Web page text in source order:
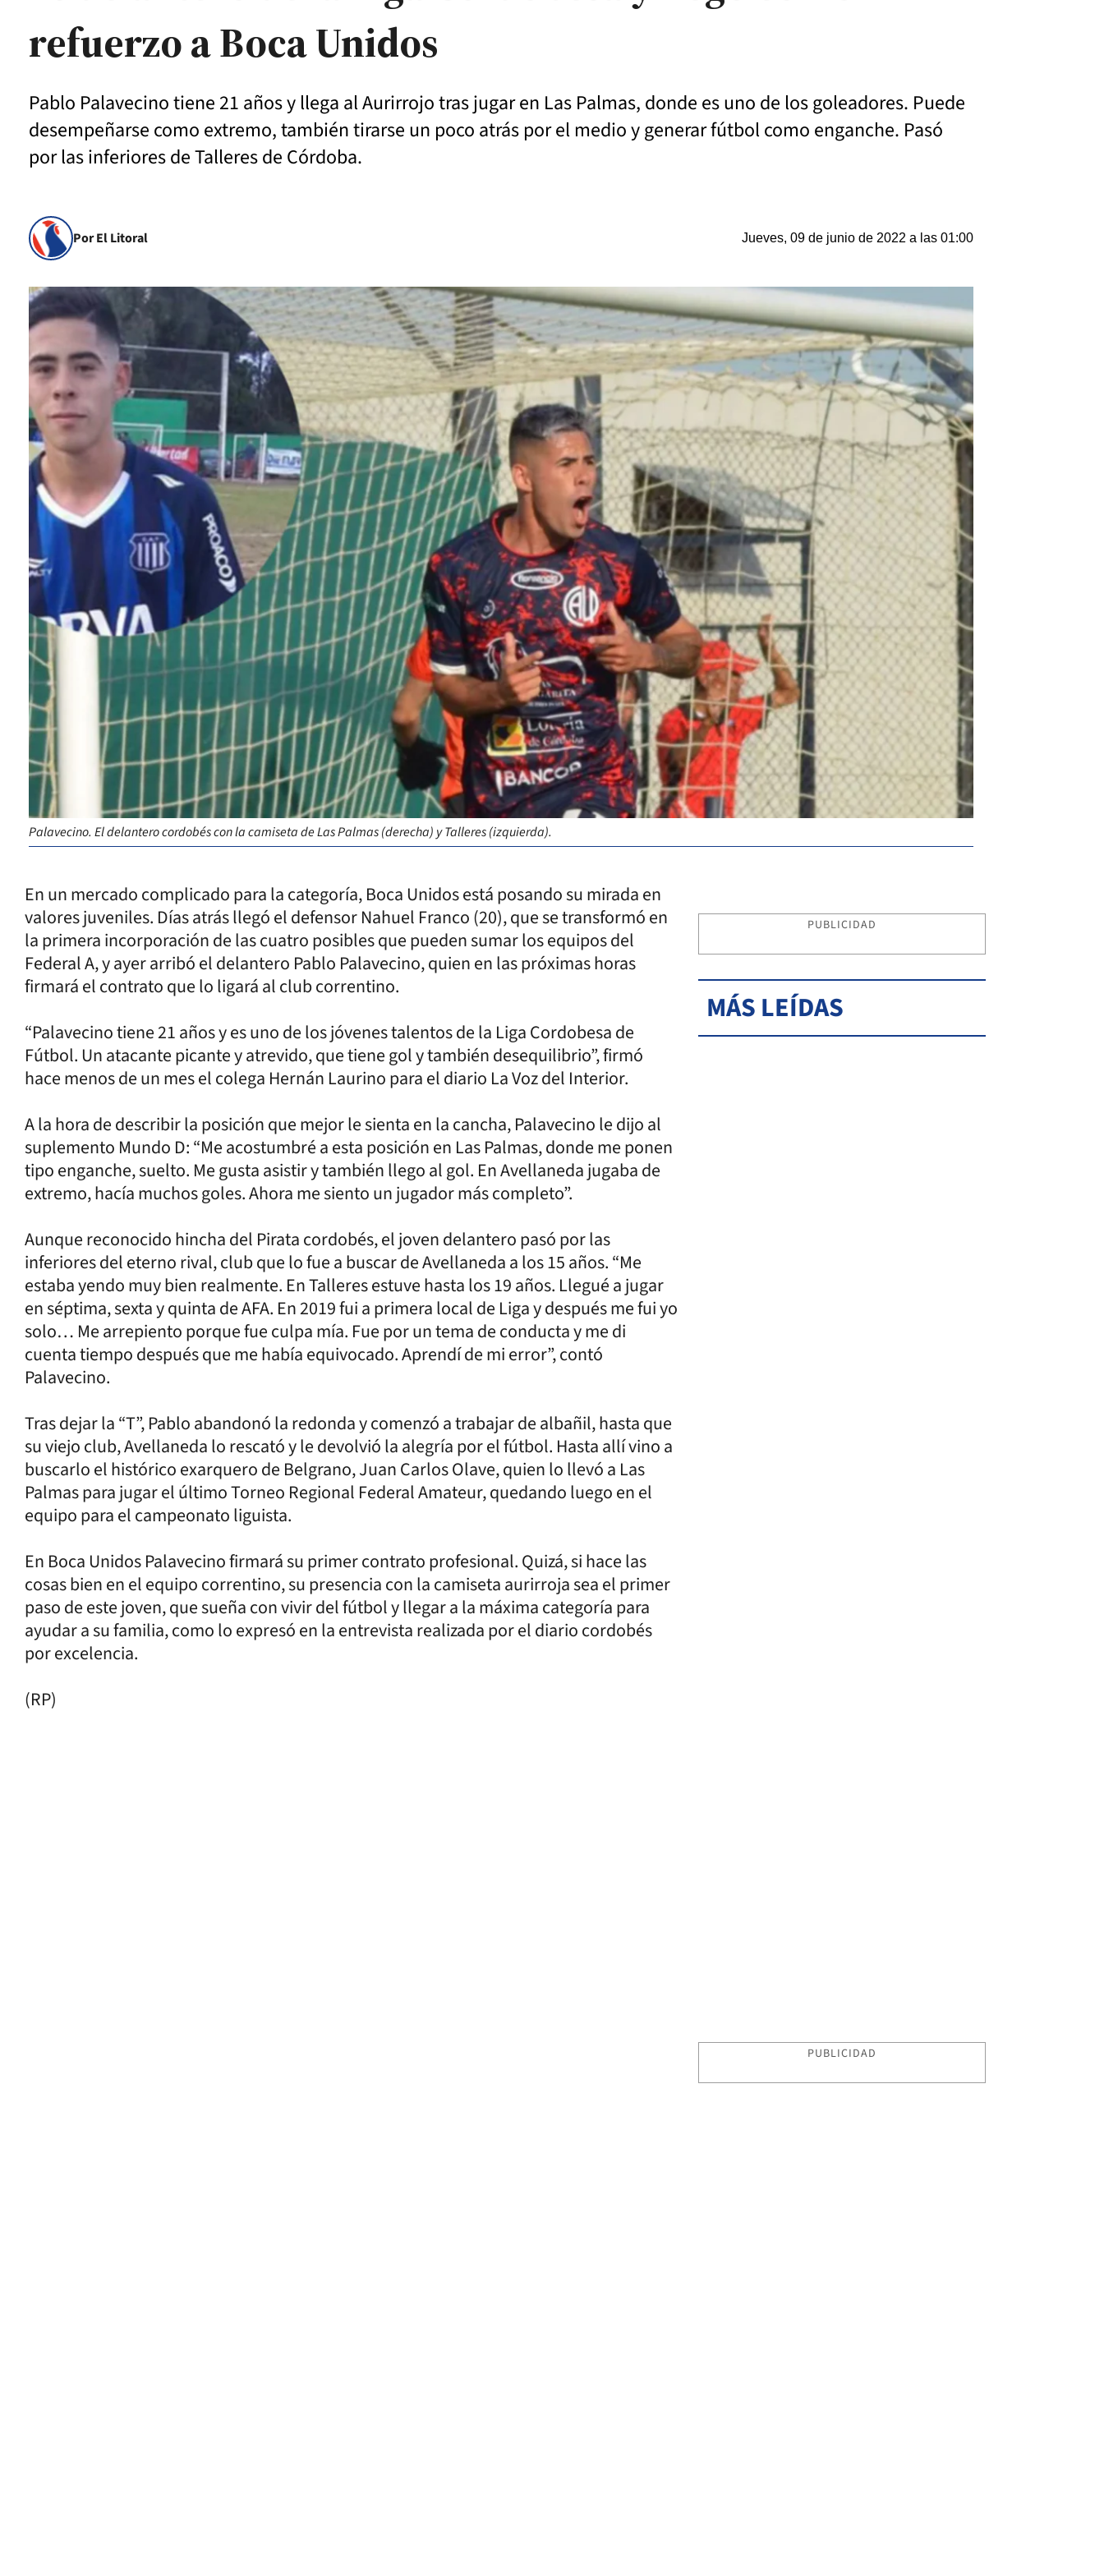
refuerzo a Boca Unidos
Pablo Palavecino tiene 21 años y llega al Aurirrojo tras jugar en Las Palmas, donde es uno de los goleadores. Puede
desempeñarse como extremo, también tirarse un poco atrás por el medio y generar fútbol como enganche. Pasó
por las inferiores de Talleres de Córdoba.
Por El Litoral Jueves, 09 de junio de 2022 a las 01:00
Palavecino. El delantero cordobés con la camiseta de Las Palmas (derecha) y Talleres (izquierda).
En un mercado complicado para la categoría, Boca Unidos está posando su mirada en
valores juveniles. Días atrás llegó el defensor Nahuel Franco (20), que se transformó en
la primera incorporación de las cuatro posibles que pueden sumar los equipos del
Federal A, y ayer arribó el delantero Pablo Palavecino, quien en las próximas horas
firmará el contrato que lo ligará al club correntino.
“Palavecino tiene 21 años y es uno de los jóvenes talentos de la Liga Cordobesa de
Fútbol. Un atacante picante y atrevido, que tiene gol y también desequilibrio”, firmó
hace menos de un mes el colega Hernán Laurino para el diario La Voz del Interior.
A la hora de describir la posición que mejor le sienta en la cancha, Palavecino le dijo al
suplemento Mundo D: “Me acostumbré a esta posición en Las Palmas, donde me ponen
tipo enganche, suelto. Me gusta asistir y también llego al gol. En Avellaneda jugaba de
extremo, hacía muchos goles. Ahora me siento un jugador más completo”.
Aunque reconocido hincha del Pirata cordobés, el joven delantero pasó por las
inferiores del eterno rival, club que lo fue a buscar de Avellaneda a los 15 años. “Me
estaba yendo muy bien realmente. En Talleres estuve hasta los 19 años. Llegué a jugar
en séptima, sexta y quinta de AFA. En 2019 fui a primera local de Liga y después me fui yo
solo… Me arrepiento porque fue culpa mía. Fue por un tema de conducta y me di
cuenta tiempo después que me había equivocado. Aprendí de mi error”, contó
Palavecino.
Tras dejar la “T”, Pablo abandonó la redonda y comenzó a trabajar de albañil, hasta que
su viejo club, Avellaneda lo rescató y le devolvió la alegría por el fútbol. Hasta allí vino a
buscarlo el histórico exarquero de Belgrano, Juan Carlos Olave, quien lo llevó a Las
Palmas para jugar el último Torneo Regional Federal Amateur, quedando luego en el
equipo para el campeonato liguista.
En Boca Unidos Palavecino firmará su primer contrato profesional. Quizá, si hace las
cosas bien en el equipo correntino, su presencia con la camiseta aurirroja sea el primer
paso de este joven, que sueña con vivir del fútbol y llegar a la máxima categoría para
ayudar a su familia, como lo expresó en la entrevista realizada por el diario cordobés
por excelencia.
(RP)
PUBLICIDAD
MÁS LEÍDAS
PUBLICIDAD